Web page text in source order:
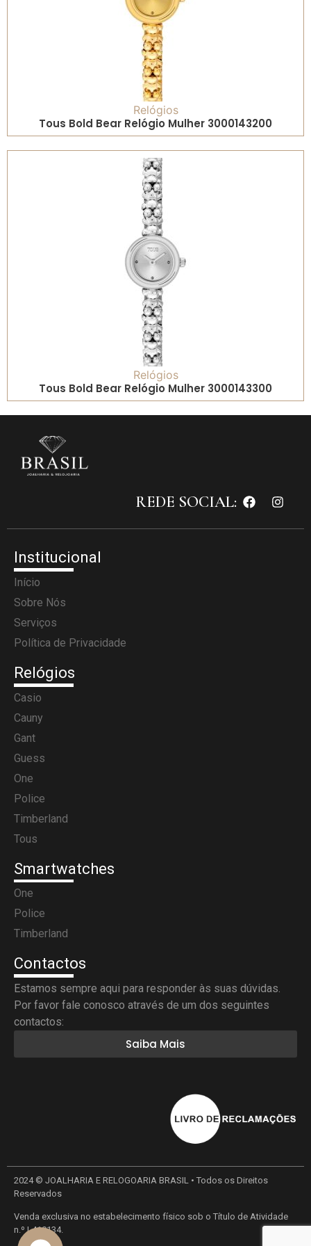
Relógios
Tous Bold Bear Relógio Mulher 3000143200
Relógios
Tous Bold Bear Relógio Mulher 3000143300
REDE SOCIAL:
Institucional
Início
Sobre Nós
Serviços
Política de Privacidade
Relógios
Casio
Cauny
Gant
Guess
One
Police
Timberland
Tous
Smartwatches
One
Police
Timberland
Contactos
Estamos sempre aqui para responder às suas dúvidas.
Por favor fale conosco através de um dos seguintes
contactos:
Saiba Mais
2024 © JOALHARIA E RELOGOARIA BRASIL • Todos os Direitos
Reservados
Venda exclusiva no estabelecimento físico sob o Título de Atividade
n.º L410134.